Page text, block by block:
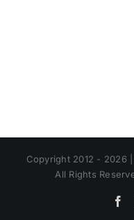
Copyright 2012 - 2026 |
All Rights